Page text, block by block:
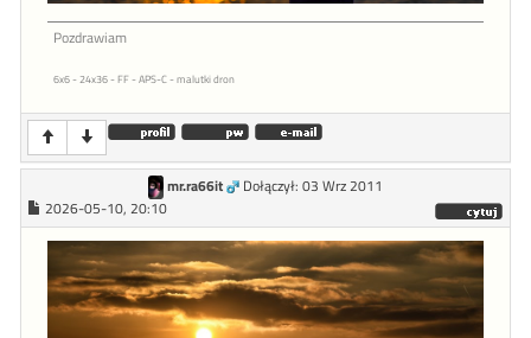
Pozdrawiam
6x6 - 24x36 - FF - APS-C - malutki dron
mr.ra66it
Dołączył: 03 Wrz 2011
2026-05-10, 20:10